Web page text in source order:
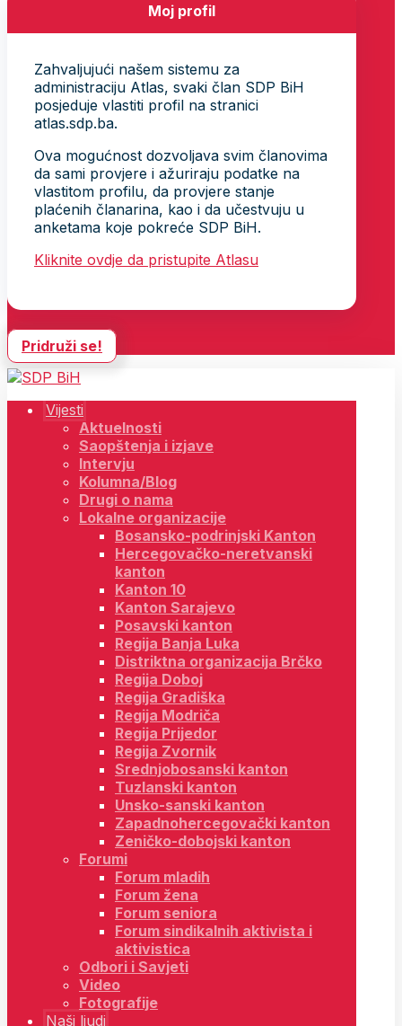
Moj profil
Zahvaljujući našem sistemu za
administraciju Atlas, svaki član SDP BiH
posjeduje vlastiti profil na stranici
atlas.sdp.ba.
Ova mogućnost dozvoljava svim članovima
da sami provjere i ažuriraju podatke na
vlastitom profilu, da provjere stanje
plaćenih članarina, kao i da učestvuju u
anketama koje pokreće SDP BiH.
Kliknite ovdje da pristupite Atlasu
Pridruži se!
Vijesti
Aktuelnosti
Saopštenja i izjave
Intervju
Kolumna/Blog
Drugi o nama
Lokalne organizacije
Bosansko-podrinjski Kanton
Hercegovačko-neretvanski
kanton
Kanton 10
Kanton Sarajevo
Posavski kanton
Regija Banja Luka
Distriktna organizacija Brčko
Regija Doboj
Regija Gradiška
Regija Modriča
Regija Prijedor
Regija Zvornik
Srednjobosanski kanton
Tuzlanski kanton
Unsko-sanski kanton
Zapadnohercegovački kanton
Zeničko-dobojski kanton
Forumi
Forum mladih
Forum žena
Forum seniora
Forum sindikalnih aktivista i
aktivistica
Odbori i Savjeti
Video
Fotografije
Naši ljudi